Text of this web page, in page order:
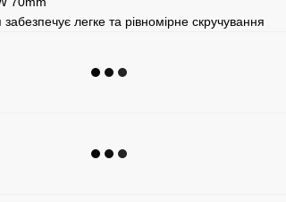
легке та рівномірне скручування